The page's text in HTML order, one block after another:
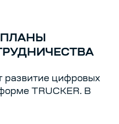
цифровых
TRUCKER. В